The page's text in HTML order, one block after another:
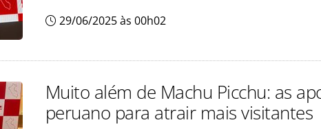
29/06/2025 às 00h02
Muito além de Machu Picchu: as
peruano para atrair mais visitantes